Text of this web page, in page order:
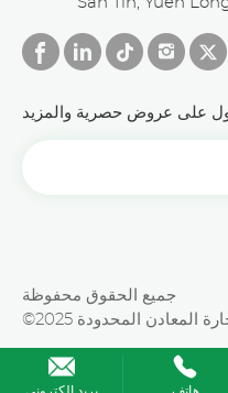
على عروض حصرية والمزيد
جميع الحقوق محفوظة